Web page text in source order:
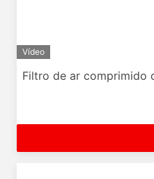
Vídeo
Filtro de ar comprimido